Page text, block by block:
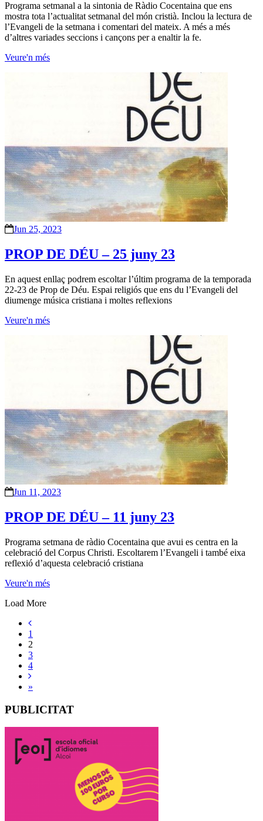
Programa setmanal a la sintonia de Ràdio Cocentaina que ens
mostra tota l’actualitat setmanal del món cristià. Inclou la lectura de
l’Evangeli de la setmana i comentari del mateix. A més a més
d’altres variades seccions i cançons per a enaltir la fe.
Veure'n més
Jun 25, 2023
PROP DE DÉU – 25 juny 23
En aquest enllaç podrem escoltar l’últim programa de la temporada
22-23 de Prop de Déu. Espai religiós que ens du l’Evangeli del
diumenge música cristiana i moltes reflexions
Veure'n més
Jun 11, 2023
PROP DE DÉU – 11 juny 23
Programa setmana de ràdio Cocentaina que avui es centra en la
celebració del Corpus Christi. Escoltarem l’Evangeli i també eixa
reflexió d’aquesta celebració cristiana
Veure'n més
Load More
1
2
3
4
»
PUBLICITAT